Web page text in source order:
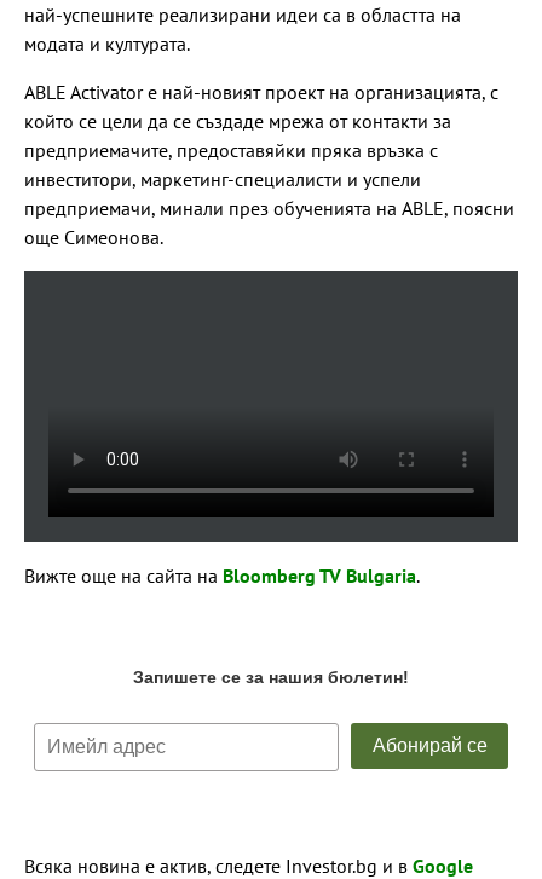
най-успешните реализирани идеи са в областта на
модата и културата.
ABLE Activator е най-новият проект на организацията, с
който се цели да се създаде мрежа от контакти за
предприемачите, предоставяйки пряка връзка с
инвеститори, маркетинг-специалисти и успели
предприемачи, минали през обученията на ABLE, поясни
още Симеонова.
Вижте още на сайта на Bloomberg TV Bulgaria.
Всяка новина е актив, следете Investor.bg и в Google